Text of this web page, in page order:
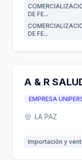
DE FE...
DE FE...
A & R
EMPRESA
LA PAZ
Importación y